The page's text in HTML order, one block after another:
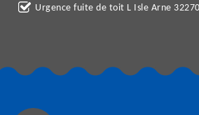
Urgence fuite de toit L Isle Arne 32270